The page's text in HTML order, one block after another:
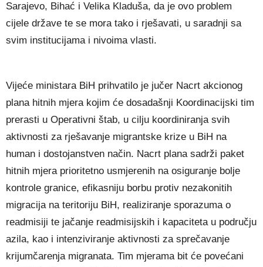
Sarajevo, Bihać i Velika Kladuša, da je ovo problem
cijele države te se mora tako i rješavati, u saradnji sa
svim institucijama i nivoima vlasti.
Vijeće ministara BiH prihvatilo je jučer Nacrt akcionog
plana hitnih mjera kojim će dosadašnji Koordinacijski tim
prerasti u Operativni štab, u cilju koordiniranja svih
aktivnosti za rješavanje migrantske krize u BiH na
human i dostojanstven način. Nacrt plana sadrži paket
hitnih mjera prioritetno usmjerenih na osiguranje bolje
kontrole granice, efikasniju borbu protiv nezakonitih
migracija na teritoriju BiH, realiziranje sporazuma o
readmisiji te jačanje readmisijskih i kapaciteta u području
azila, kao i intenziviranje aktivnosti za sprečavanje
krijumčarenja migranata. Tim mjerama bit će povećani